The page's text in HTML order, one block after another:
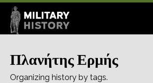
Πλανήτης Ερμής
Organizing history by tags.